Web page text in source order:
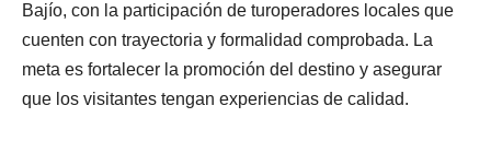
Bajío, con la participación de turoperadores locales que
cuenten con trayectoria y formalidad comprobada. La
meta es fortalecer la promoción del destino y asegurar
que los visitantes tengan experiencias de calidad.